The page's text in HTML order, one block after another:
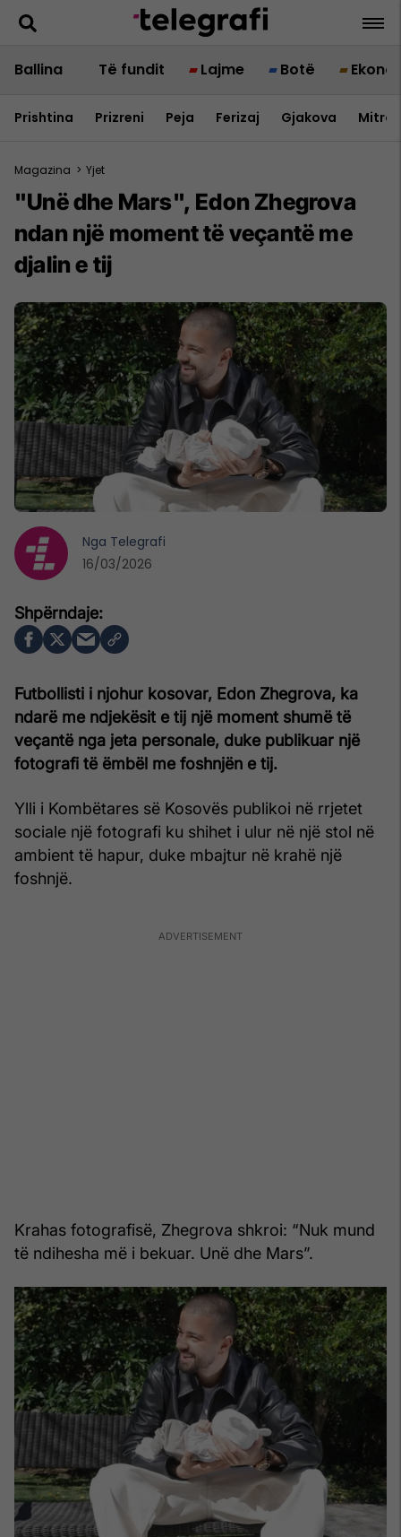
Ballina Të fundit Lajme Botë
Prishtina Prizreni Peja Ferizaj Gjakova
Magazina > Yjet
"Unë dhe Mars", Edon Zhegrova
ndan një moment të veçantë me
djalin e tij
Futbollisti i njohur kosovar, Edon Zhegrova, ka
ndarë me ndjekësit e tij një moment shumë të
veçantë nga jeta personale, duke publikuar një
fotografi të ëmbël me foshnjën e tij.
Ylli i Kombëtares së Kosovës publikoi në rrjetet
sociale një fotografi ku shihet i ulur në një stol në
ambient të hapur, duke mbajtur në krahë një
foshnjë.
Krahas fotografisë, Zhegrova shkroi: “Nuk mund
të ndihesha më i bekuar. Unë dhe Mars”.
Nga Telegrafi
16/03/2026